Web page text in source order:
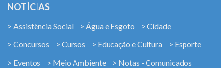
NOTÍCIAS
> Assistência Social > Água e Esgoto
> Cidade
> Concursos
> Cursos > Educação e Cultura
> Esporte
> Eventos
> Meio Ambiente
> Notas - Comunicados